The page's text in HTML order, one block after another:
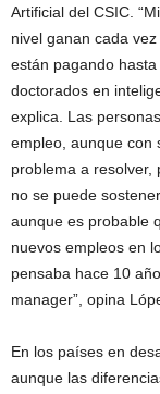
Artificial del CSIC.
nivel ganan cada
están pagando
doctorados en
explica. Las
empleo, aunque con
problema a resolver,
no se puede
aunque es probable
nuevos empleos en
pensaba hace 10
manager”, opina
En los países en
aunque las